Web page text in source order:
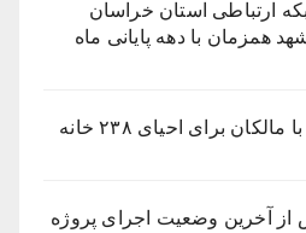
ارتباطی استان خراسان
با دهه پایانی ماه
مذاکره شهرداری مشهد با مالکان برای احیای ۲۳۸ خانه
از آخرین وضعیت اجرای پروژه